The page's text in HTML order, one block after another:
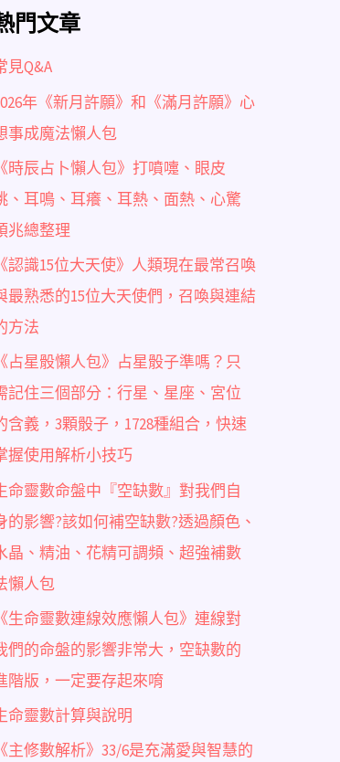
門文章
見Q&A
年《新月許願》和《滿月許願》心
事成魔法懶人包
《時辰占卜懶人包》打噴嚏、眼皮
、耳鳴、耳癢、耳熱、面熱、心驚
兆總整理
《認識15位大天使》人類現在最常召喚
最熟悉的15位大天使們，召喚與連結
方法
《占星骰懶人包》占星骰子準嗎？只
記住三個部分：行星、星座、宮位
含義，3顆骰子，1728種組合，快速
握使用解析小技巧
命靈數命盤中『空缺數』對我們自
的影響?該如何補空缺數?透過顏色、
晶、精油、花精可調頻、超強補數
懶人包
《生命靈數連線效應懶人包》連線對
們的命盤的影響非常大，空缺數的
階版，一定要存起來唷
命靈數計算與說明
《主修數解析》33/6是充滿愛與智慧的